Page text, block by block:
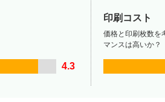
4.3
印刷コスト
価格と印刷枚数を
マンスは高いか？